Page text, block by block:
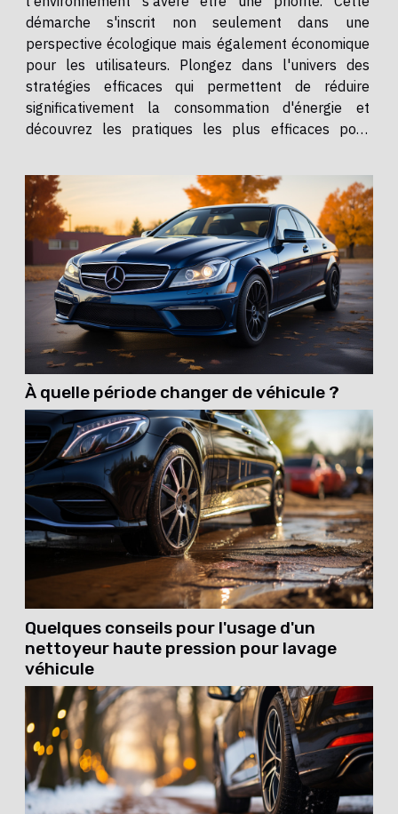
démarche s'inscrit non seulement dans une
perspective écologique mais également économique
pour les utilisateurs. Plongez dans l'univers des
stratégies efficaces qui permettent de réduire
significativement la consommation d'énergie et
découvrez les pratiques les plus efficaces pour
Fondements de l'hybridation Dans le cœur des
véhicules hybrides réside un...
À quelle période changer de véhicule ?
Quelques conseils pour l'usage d'un
nettoyeur haute pression pour lavage
véhicule